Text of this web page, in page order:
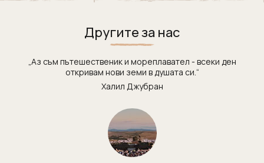
Екскурзии в Канада
Танзания
Чили
Шри Ланка
Другите за нас
„Аз съм пътешественик и мореплавател - всеки ден
откривам нови земи в душата си.“
Халил Джубран